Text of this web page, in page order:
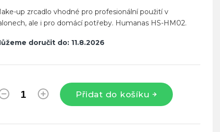
doručit do: 11.8.2026
Přidat do košíku
up zrcadlo vhodné pro profesionální použití v
ale i pro domácí potřeby. Humanas HS-HM02.